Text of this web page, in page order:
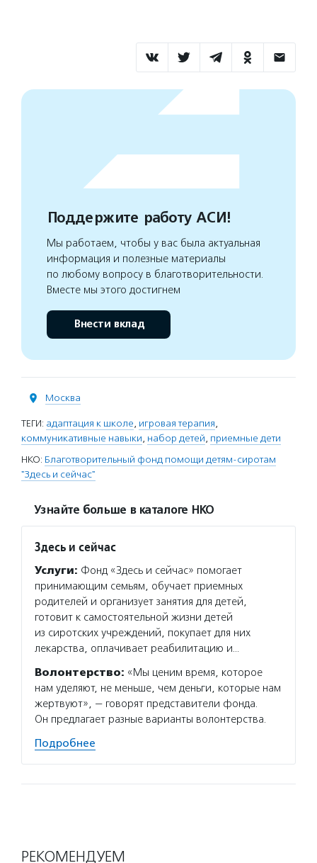
Поддержите работу АСИ!
Мы работаем, чтобы у вас была актуальная
информация и полезные материалы
по любому вопросу в благотворительности.
Вместе мы этого достигнем
Внести вклад
Москва
ТЕГИ: адаптация к школе, игровая терапия,
коммуникативные навыки, набор детей, приемные дети
НКО: Благотворительный фонд помощи детям-сиротам
"Здесь и сейчас"
Узнайте больше в каталоге НКО
Здесь и сейчас
Услуги: Фонд «Здесь и сейчас» помогает
принимающим семьям, обучает приемных
родителей и организует занятия для детей,
готовит к самостоятельной жизни детей
из сиротских учреждений, покупает для них
лекарства, оплачивает реабилитацию и…
Волонтерство: «Мы ценим время, которое
нам уделяют, не меньше, чем деньги, которые нам
жертвуют», — говорят представители фонда.
Он предлагает разные варианты волонтерства.
Подробнее
РЕКОМЕНДУЕМ